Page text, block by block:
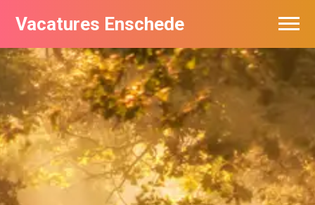
Vacatures Enschede
Vacatures per bedrijf
De populairste vacatures in Enschede
Nieuwsbrief feed